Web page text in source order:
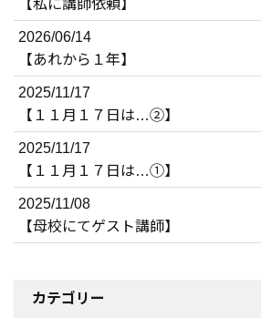
【私に講師依頼】
2026/06/14
【あれから１年】
2025/11/17
【１１月１７日は…②】
2025/11/17
【１１月１７日は…①】
2025/11/08
【母校にてゲスト講師】
カテゴリー